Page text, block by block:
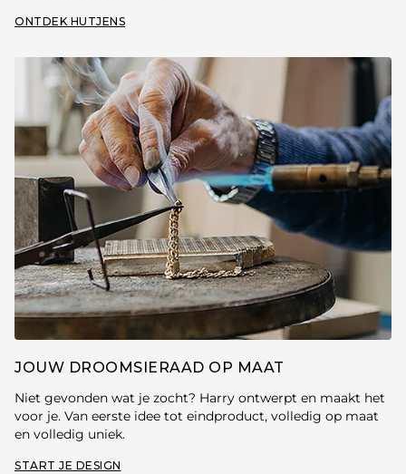
ONTDEK HUTJENS
JOUW DROOMSIERAAD OP MAAT
Niet gevonden wat je zocht? Harry ontwerpt en maakt het
voor je. Van eerste idee tot eindproduct, volledig op maat
en volledig uniek.
START JE DESIGN